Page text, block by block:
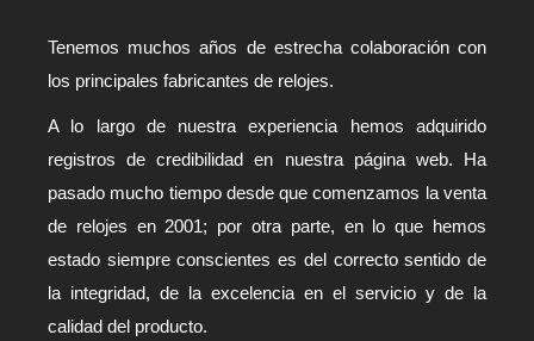
Tenemos muchos años de estrecha colaboración con
los principales fabricantes de relojes.
A lo largo de nuestra experiencia hemos adquirido
registros de credibilidad en nuestra página web. Ha
pasado mucho tiempo desde que comenzamos la venta
de relojes en 2001; por otra parte, en lo que hemos
estado siempre conscientes es del correcto sentido de
la integridad, de la excelencia en el servicio y de la
calidad del producto.